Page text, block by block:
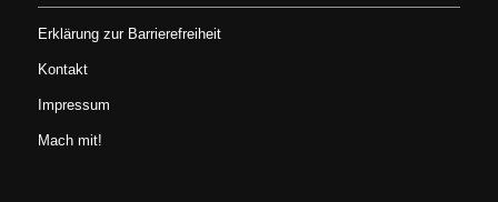
Erklärung zur Barrierefreiheit
Kontakt
Impressum
Mach mit!